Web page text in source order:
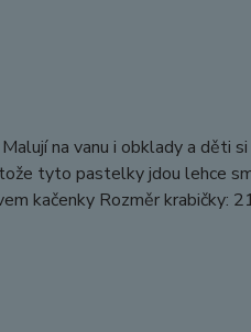
na vanu i obklady a děti si
tyto pastelky jdou lehce
kačenky Rozměr krabičky: